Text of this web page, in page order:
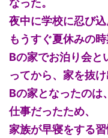
なった。
夜中に学校に忍び込
もうすぐ夏休みの時
Bの家でお泊り会と
ってから、家を抜け
Bの家となったのは
仕事だったため、
家族が早寝をする習